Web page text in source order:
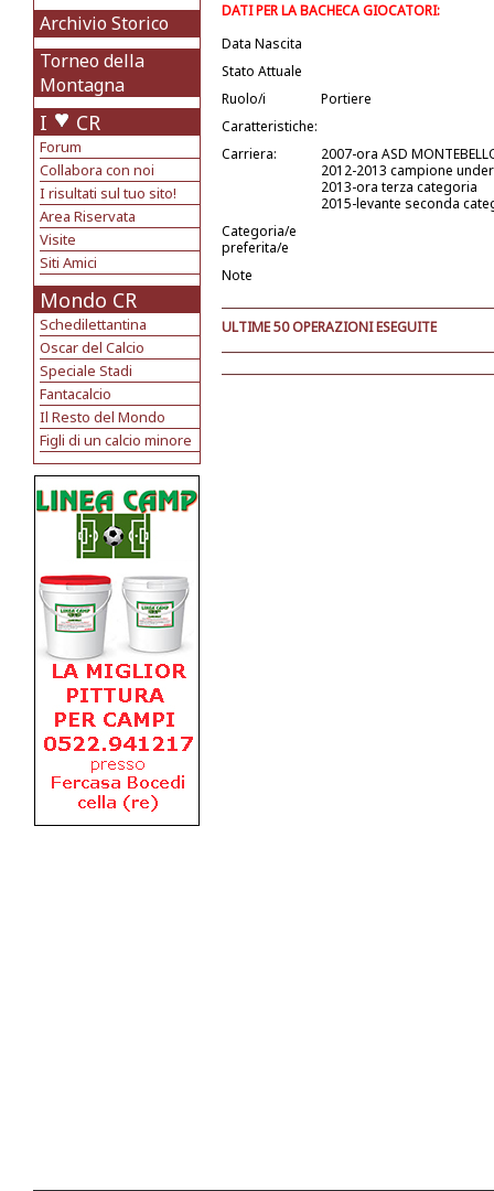
Archivio Storico
Torneo della
Montagna
I CR
Forum
Collabora con noi
I risultati sul tuo sito!
Area Riservata
Visite
Siti Amici
Mondo CR
Schedilettantina
Oscar del Calcio
Speciale Stadi
Fantacalcio
Il Resto del Mondo
Figli di un calcio minore
DATI PER LA BACHECA GIOCATORI:
Data Nascita
Stato Attuale
Ruolo/i
Portiere
Caratteristiche:
Carriera:
2007-ora ASD
2012-2013 campione
2013-ora terza categoria
2015-levante seconda
Categoria/e
preferita/e
Note
ULTIME 50 OPERAZIONI ESEGUITE